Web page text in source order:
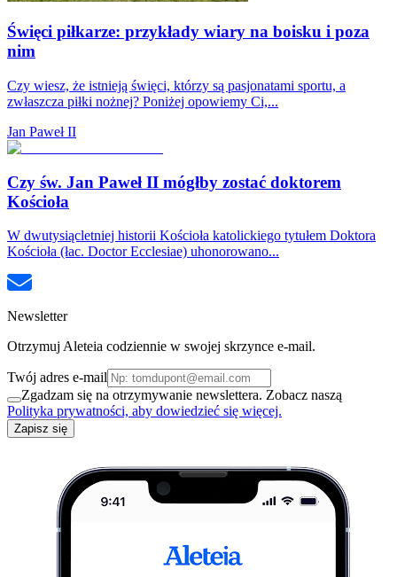
Święci piłkarze: przykłady wiary na boisku i poza
nim
Czy wiesz, że istnieją święci, którzy są pasjonatami sportu, a
zwłaszcza piłki nożnej? Poniżej opowiemy Ci,...
Jan Paweł II
Czy św. Jan Paweł II mógłby zostać doktorem
Kościoła
W dwutysiącletniej historii Kościoła katolickiego tytułem Doktora
Kościoła (łac. Doctor Ecclesiae) uhonorowano...
Newsletter
Otrzymuj Aleteia codziennie w swojej skrzynce e-mail.
Twój adres e-mail
Zgadzam się na otrzymywanie newslettera. Zobacz naszą
Polityka prywatności, aby dowiedzieć się więcej.
Zapisz się